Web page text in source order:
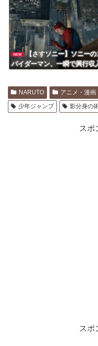
どをチェック。プレイした感
を聞かせて！
NEW
【さすソニー】ソニーの
パイダーマン、一瞬で興行収
NARUTO アニメ・漫画
少年ジャンプ
影分身の
スポ
スポ